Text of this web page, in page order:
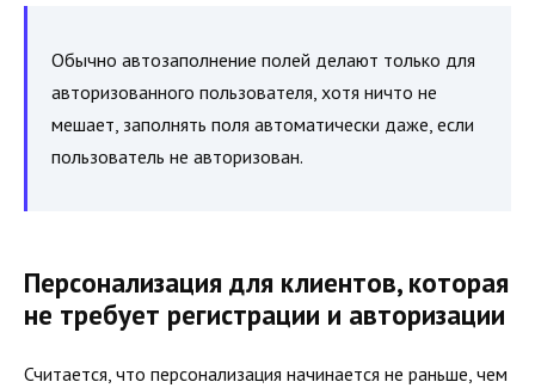
Обычно автозаполнение полей делают только для
авторизованного пользователя, хотя ничто не
мешает, заполнять поля автоматически даже, если
пользователь не авторизован.
Персонализация для клиентов, которая
не требует регистрации и авторизации
Считается, что персонализация начинается не раньше, чем